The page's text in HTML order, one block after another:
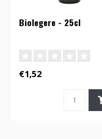
Biolegere - 25cl
€1,52